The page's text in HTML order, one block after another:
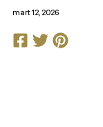
mart 12, 2026